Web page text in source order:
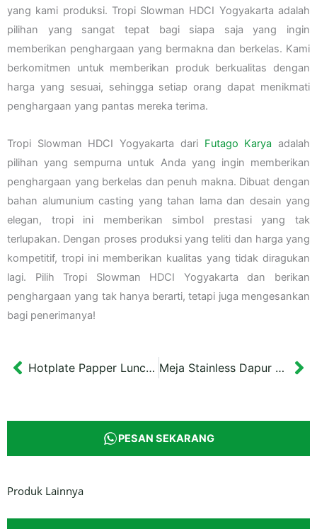
yang kami produksi. Tropi Slowman HDCI Yogyakarta adalah
pilihan yang sangat tepat bagi siapa saja yang ingin
memberikan penghargaan yang bermakna dan berkelas. Kami
berkomitmen untuk memberikan produk berkualitas dengan
harga yang sesuai, sehingga setiap orang dapat menikmati
penghargaan yang pantas mereka terima.
Tropi Slowman HDCI Yogyakarta dari Futago Karya adalah
pilihan yang sempurna untuk Anda yang ingin memberikan
penghargaan yang berkelas dan penuh makna. Dibuat dengan
bahan alumunium casting yang tahan lama dan desain yang
elegan, tropi ini memberikan simbol prestasi yang tak
terlupakan. Dengan proses produksi yang teliti dan harga yang
kompetitif, tropi ini memberikan kualitas yang tidak diragukan
lagi. Pilih Tropi Slowman HDCI Yogyakarta dan berikan
penghargaan yang tak hanya berarti, tetapi juga mengesankan
bagi penerimanya!
Prev Hotplate Papper Lunch Bulat Motif Alur Meja Stainless Dapur 100x70x85 cm Tingkat 1
PESAN SEKARANG
Produk Lainnya